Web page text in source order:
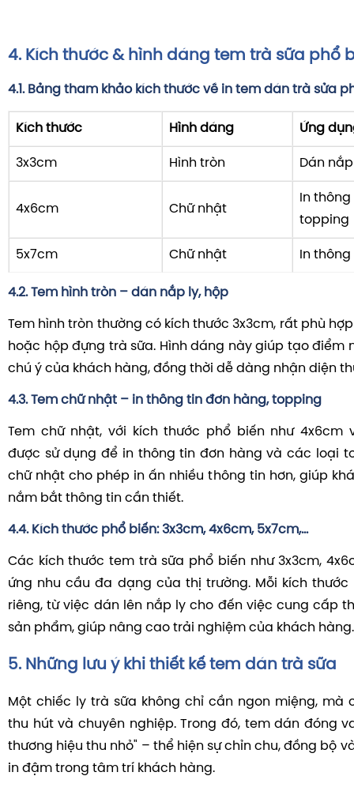
4. Kích thước & hình dáng tem trà sữa phổ
4.1. Bảng tham khảo kích thước về in tem dán trà sửa
Kích thước Hình dáng Ứng
3x3cm Hình tròn Dán
4x6cm Chữ nhật
In
topping
5x7cm Chữ nhật In
4.2. Tem hình tròn – dán nắp ly, hộp
Tem hình tròn thường có kích thước 3x3cm, rất phù
hoặc hộp đựng trà sữa. Hình dáng này giúp tạo điểm
chú ý của khách hàng, đồng thời dễ dàng nhận diện
4.3. Tem chữ nhật – in thông tin đơn hàng, topping
Tem chữ nhật, với kích thước phổ biến như 4x6cm
được sử dụng để in thông tin đơn hàng và các loại
chữ nhật cho phép in ấn nhiều thông tin hơn, giúp
nắm bắt thông tin cần thiết.
4.4. Kích thước phổ biến: 3x3cm, 4x6cm, 5x7cm,…
Các kích thước tem trà sữa phổ biến như 3x3cm,
ứng nhu cầu đa dạng của thị trường. Mỗi kích
riêng, từ việc dán lên nắp ly cho đến việc cung cấp
sản phẩm, giúp nâng cao trải nghiệm của khách hàng.
5. Những lưu ý khi thiết kế tem dán trà sữa
Một chiếc ly trà sữa không chỉ cần ngon miệng, mà
thu hút và chuyên nghiệp. Trong đó, tem dán đóng
thương hiệu thu nhỏ" – thể hiện sự chỉn chu, đồng bộ
in đậm trong tâm trí khách hàng.